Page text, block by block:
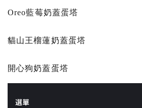
Oreo藍莓奶蓋蛋塔
貓山王榴蓮奶蓋蛋塔
開心狗奶蓋蛋塔
選單